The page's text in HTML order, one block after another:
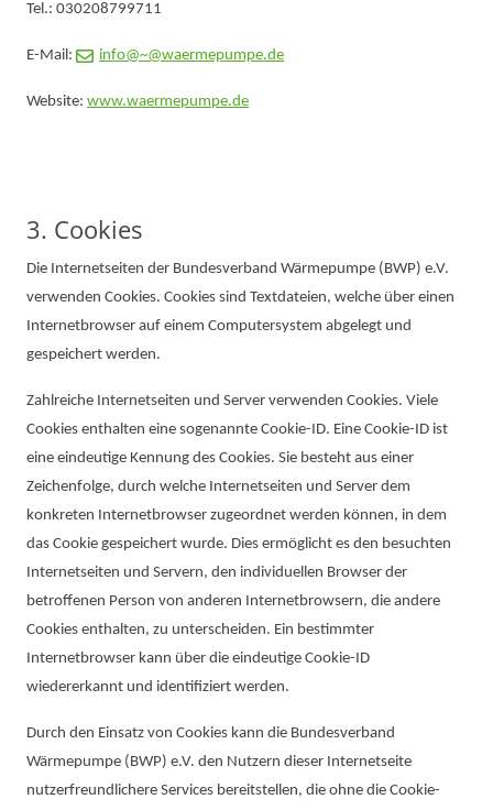
Tel.: 030208799711
E-Mail: info@~@waermepumpe.de
Website: www.waermepumpe.de
3. Cookies
Die Internetseiten der Bundesverband Wärmepumpe (BWP) e.V.
verwenden Cookies. Cookies sind Textdateien, welche über einen
Internetbrowser auf einem Computersystem abgelegt und
gespeichert werden.
Zahlreiche Internetseiten und Server verwenden Cookies. Viele
Cookies enthalten eine sogenannte Cookie-ID. Eine Cookie-ID ist
eine eindeutige Kennung des Cookies. Sie besteht aus einer
Zeichenfolge, durch welche Internetseiten und Server dem
konkreten Internetbrowser zugeordnet werden können, in dem
das Cookie gespeichert wurde. Dies ermöglicht es den besuchten
Internetseiten und Servern, den individuellen Browser der
betroffenen Person von anderen Internetbrowsern, die andere
Cookies enthalten, zu unterscheiden. Ein bestimmter
Internetbrowser kann über die eindeutige Cookie-ID
wiedererkannt und identifiziert werden.
Durch den Einsatz von Cookies kann die Bundesverband
Wärmepumpe (BWP) e.V. den Nutzern dieser Internetseite
nutzerfreundlichere Services bereitstellen, die ohne die Cookie-